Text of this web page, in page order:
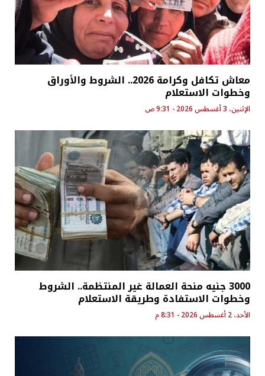
معاش تكافل وكرامة 2026.. الشروط والأوراق
وخطوات الاستعلام
الإثنين، 3 أغسطس 2026 - 9:31 ص
3000 جنيه منحة العمالة غير المنتظمة.. الشروط
وخطوات الاستفادة وطريقة الاستعلام
الأحد، 2 أغسطس 2026 - 8:31 م